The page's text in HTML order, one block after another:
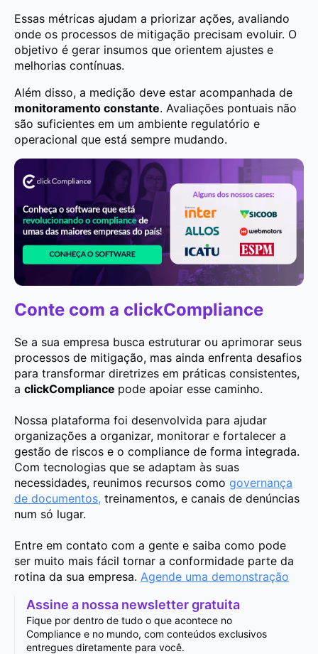
Essas métricas ajudam a priorizar ações, avaliando
onde os processos de mitigação precisam evoluir. O
objetivo é gerar insumos que orientem ajustes e
melhorias contínuas.
Além disso, a medição deve estar acompanhada de
monitoramento constante. Avaliações pontuais não
são suficientes em um ambiente regulatório e
operacional que está sempre mudando.
Conte com a clickCompliance
Se a sua empresa busca estruturar ou aprimorar seus
processos de mitigação, mas ainda enfrenta desafios
para transformar diretrizes em práticas consistentes,
a clickCompliance pode apoiar esse caminho.
Nossa plataforma foi desenvolvida para ajudar
organizações a organizar, monitorar e fortalecer a
gestão de riscos e o compliance de forma integrada.
Com tecnologias que se adaptam às suas
necessidades, reunimos recursos como governança
de documentos, treinamentos, e canais de denúncias
num só lugar.
Entre em contato com a gente e saiba como pode
ser muito mais fácil tornar a conformidade parte da
rotina da sua empresa. Agende uma demonstração
Assine a nossa newsletter gratuita
Fique por dentro de tudo o que acontece no
Compliance e no mundo, com conteúdos exclusivos
entregues diretamente para você.